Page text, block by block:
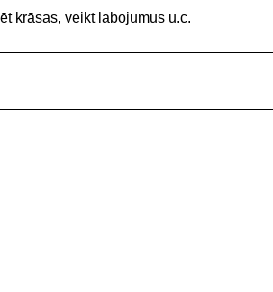
krāsas, veikt labojumus u.c.